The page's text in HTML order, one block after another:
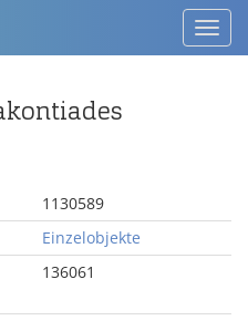
1130589
Einzelobjekte
136061